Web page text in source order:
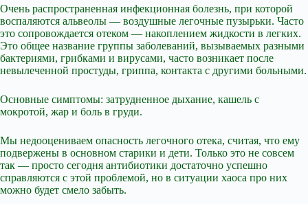
Очень распространенная инфекционная болезнь, при которой
воспаляются альвеолы — воздушные легочные пузырьки. Часто
это сопровождается отеком — накоплением жидкости в легких.
Это общее название группы заболеваний, вызываемых разными
бактериями, грибками и вирусами, часто возникает после
невылеченной простуды, гриппа, контакта с другими больными.
Основные симптомы: затрудненное дыхание, кашель с
мокротой, жар и боль в груди.
Мы недооцениваем опасность легочного отека, считая, что ему
подвержены в основном старики и дети. Только это не совсем
так — просто сегодня антибиотики достаточно успешно
справляются с этой проблемой, но в ситуации хаоса про них
можно будет смело забыть.